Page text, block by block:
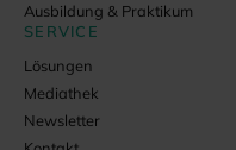
Ausbildung & Praktikum
SERVICE
Lösungen
Mediathek
Newsletter